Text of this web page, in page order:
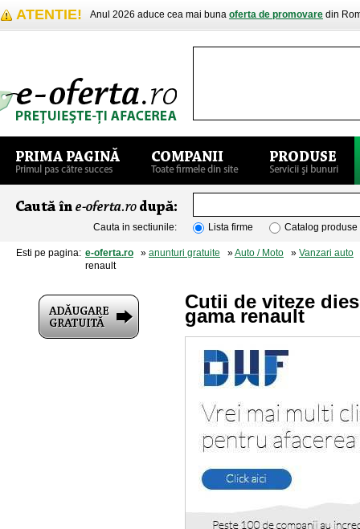
ATENTIE! Anul 2026 aduce cea mai buna oferta de promovare din
Cauta in sectiunile: Lista firme Catalog produse
Esti pe pagina: e-oferta.ro » anunturi gratuite »Auto / Moto » Vanzari auto
renault
Cutii de viteze
gama renault